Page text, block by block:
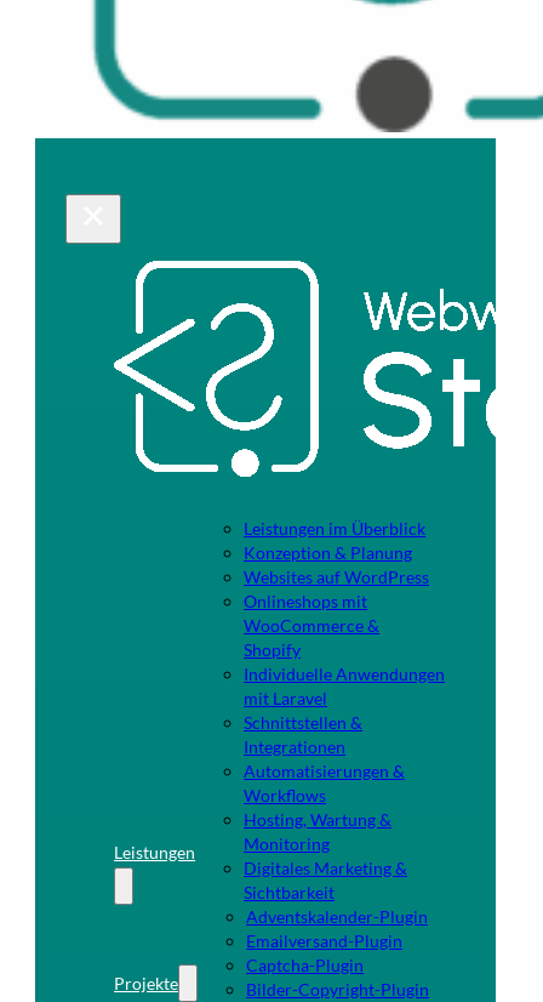
Leistungen
Leistungen im Überblick
Konzeption & Planung
Websites auf WordPress
Onlineshops mit
WooCommerce &
Shopify
Individuelle Anwendungen
mit Laravel
Schnittstellen &
Integrationen
Automatisierungen &
Workflows
Hosting, Wartung &
Monitoring
Digitales Marketing &
Sichtbarkeit
Projekte
Adventskalender-Plugin
Emailversand-Plugin
Captcha-Plugin
Bilder-Copyright-Plugin